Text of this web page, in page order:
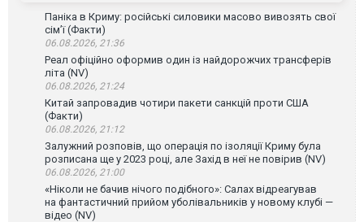
Паніка в Криму: російські силовики масово вивозять свої
сім’ї (Факти)
06.08.2026, 21:36
Реал офіційно оформив один із найдорожчих трансферів
літа (NV)
06.08.2026, 21:24
Китай запровадив чотири пакети санкцій проти США
(Факти)
06.08.2026, 21:12
Залужний розповів, що операція по ізоляції Криму була
розписана ще у 2023 році, але Захід в неї не повірив (NV)
06.08.2026, 21:00
«Ніколи не бачив нічого подібного»: Салах відреагував
на фантастичний прийом уболівальників у новому клубі —
відео (NV)